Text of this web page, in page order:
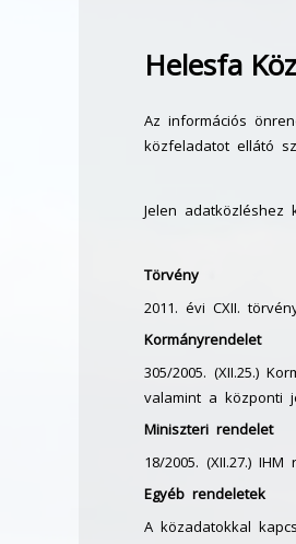
Helesfa
Az információs
közfeladatot ellátó
Jelen adatközléshez
Törvény
2011. évi CXII.
Kormányrendelet
305/2005. (XII.25.)
valamint a központi
Miniszteri rendelet
18/2005. (XII.27.)
Egyéb rendeletek
A közadatokkal